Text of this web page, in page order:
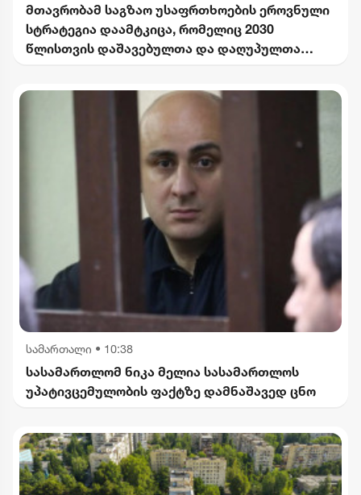
მთავრობამ საგზაო უსაფრთხოების ეროვნული
სტრატეგია დაამტკიცა, რომელიც 2030
წლისთვის დაშავებულთა და დაღუპულთა
ითვალისწინებს
სამართალი • 10:38
სასამართლომ ნიკა მელია სასამართლოს
უპატივცემულობის ფაქტზე დამნაშავედ ცნო